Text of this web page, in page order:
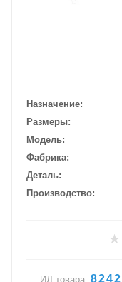
Назначение
Размеры
Модель
Фабрика
Деталь
Производство
ИД товара: 8242